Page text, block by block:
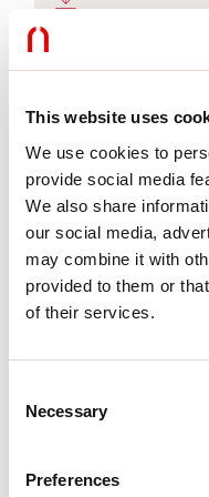
This website uses
We use cookies to
provide social media
We also share
our social media,
may combine it with
provided to them or
of their services.
Selection
Necessary
Preferences
LIGHT SOURCE
CERTIFICATIES CE
BIM
TECHNISCHE FICHE
Conformiteit
CEI EN 60598-1:2015 +